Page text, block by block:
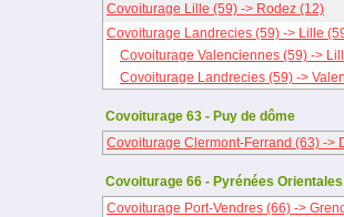
Covoiturage Lille (59) -> Rodez (12)
Covoiturage Landrecies (59) -> Lille
Covoiturage Valenciennes (59) ->
Covoiturage Landrecies (59) ->
Covoiturage 63 - Puy de dôme
Covoiturage Clermont-Ferrand (63) ->
Covoiturage 66 - Pyrénées Orientales
Covoiturage Port-Vendres (66) ->